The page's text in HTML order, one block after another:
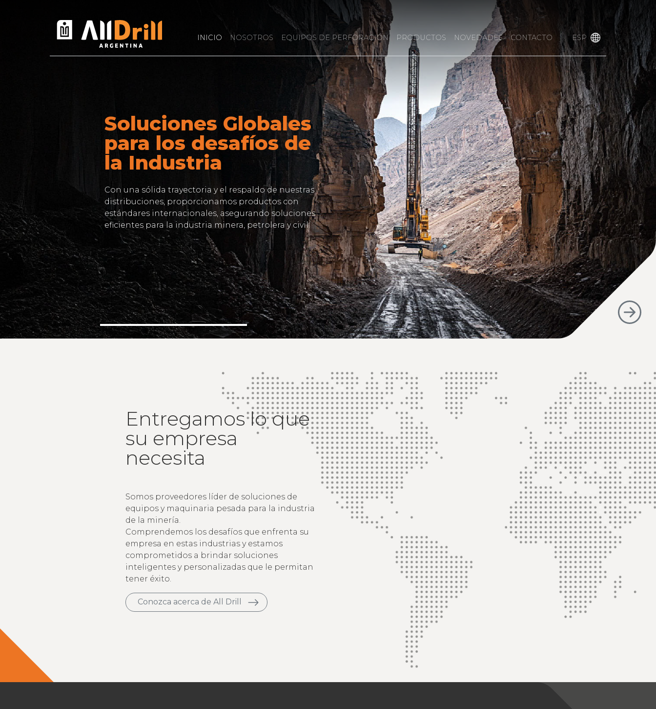
INICIO NOSOTROS EQUIPOS DE PERFORACIÓN PRODUCTOS NOVEDADES CONTACTO ESP
Soluciones Globales
para los desafíos de
la Industria
Con una sólida trayectoria y el respaldo de nuestras
distribuciones, proporcionamos productos con
estándares internacionales, asegurando soluciones
eficientes para la industria minera, petrolera y civil.
Entregamos lo que
su empresa
necesita
Somos proveedores líder de soluciones de
equipos y maquinaria pesada para la industria
de la minería.
Comprendemos los desafíos que enfrenta su
empresa en estas industrias y estamos
comprometidos a brindar soluciones
inteligentes y personalizadas que le permitan
tener éxito.
Conozca acerca de All Drill